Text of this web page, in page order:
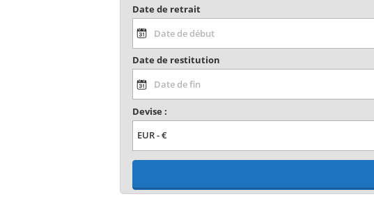
Date de retrait
Date de restitution
Devise :